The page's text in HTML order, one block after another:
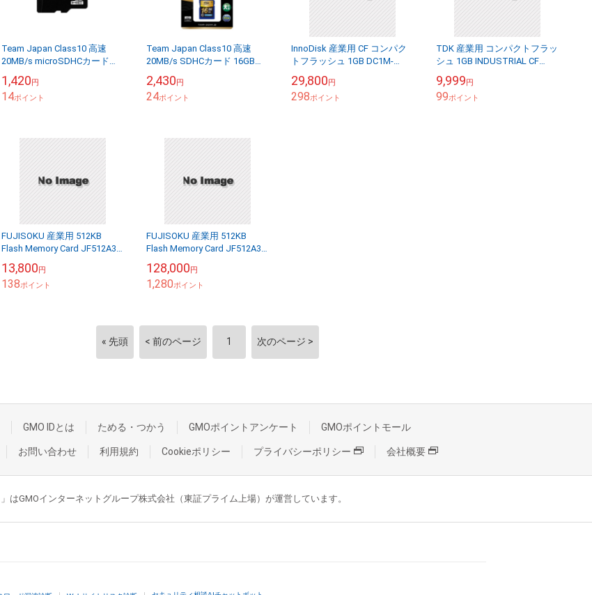
Team Japan Class10 高速
20MB/s microSDHCカード
チームジャパン マ...
1,420円
14ポイント
Team Japan Class10 高速
20MB/s SDHCカード 16GB
TG016G0SD2...
2,430円
24ポイント
InnoDisk 産業用 CF コンパク
トフラッシュ 1GB DC1M-
29,800円
298ポイント
TDK 産業用 コンパクトフラッ
シュ 1GB INDUSTRIAL CF
9,999円
99ポイント
FUJISOKU 産業用 512KB
Flash Memory Card JF512A3-
13,800円
138ポイント
FUJISOKU 産業用 512KB
Flash Memory Card JF512A3-
128,000円
1,280ポイント
« 先頭 < 前のページ 1 次のページ >
GMO IDとは ためる・つかう GMOポイントアンケート GMOポイントモール
お問い合わせ 利用規約 Cookieポリシー プライバシーポリシー 会社概要
」はGMOインターネットグループ株式会社（東証プライム上場）が運営しています。